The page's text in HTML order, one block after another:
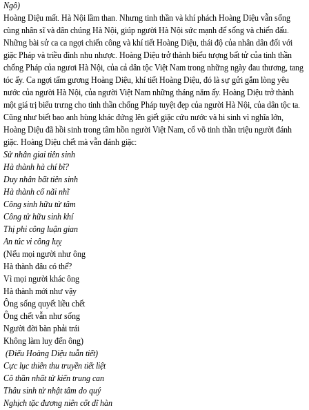
Ngô)
Hoàng Diệu mất. Hà Nội lầm than. Nhưng tinh thần và khí phách Hoàng Diệu vẫn sống
cùng nhân sĩ và dân chúng Hà Nội, giúp người Hà Nội sức mạnh để sống và chiến đấu.
Những bài sử ca ca ngợi chiến công và khí tiết Hoàng Diệu, thái độ của nhân dân đối với
giặc Pháp và triều đình nhu nhược. Hoàng Diệu trở thành biểu tượng bất tử của tinh thần
chống Pháp của ngươi Hà Nội, của cả dân tộc Việt Nam trong những ngày đau thương, tang
tóc ấy. Ca ngợi tấm gương Hoàng Diệu, khí tiết Hoàng Diệu, đó là sự gửi gắm lòng yêu
nước của người Hà Nội, của người Việt Nam những tháng năm ấy. Hoàng Diệu trở thành
một giá trị biểu trưng cho tinh thần chống Pháp tuyệt đẹp của người Hà Nội, của dân tộc ta.
Cũng như biết bao anh hùng khác đứng lên giết giặc cứu nước và hi sinh vì nghĩa lớn,
Hoàng Diệu đã hồi sinh trong tâm hồn người Việt Nam, cổ võ tinh thần triệu người đánh
giặc. Hoàng Diệu chết mà vẫn đánh giặc:
Sử nhân giai tiên sinh
Hà thành hà chí bĩ?
Duy nhân bất tiên sinh
Hà thành cố nãi nhĩ
Công sinh hữu tử tâm
Công tử hữu sinh khí
Thị phi công luận gian
An túc vi công luỵ
(Nếu mọi người như ông
Hà thành đâu có thế?
Vì mọi người khác ông
Hà thành mới như vậy
Ông sống quyết liều chết
Ông chết vẫn như sống
Người đời bàn phải trái
Không làm luỵ đến ông)
(Điếu Hoàng Diệu tuẫn tiết)
Cực lục thiên thu truyền tiết liệt
Cô thần nhất tử kiến trung can
Thâu sinh tử nhật tâm do quý
Nghịch tặc đương niên cốt dĩ hàn